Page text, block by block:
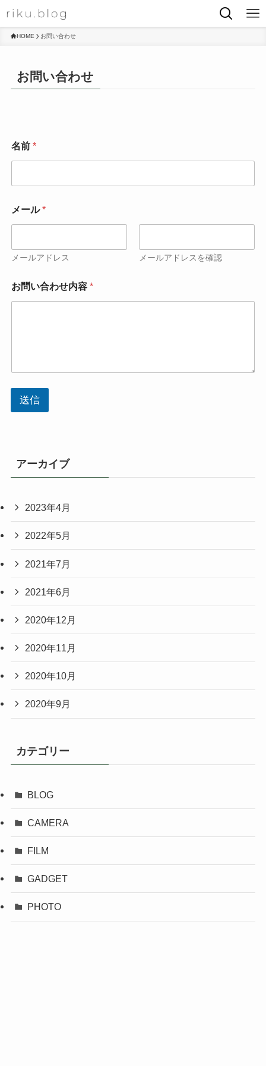
HOME お問い合わせ
お問い合わせ
名前 *
メール*
メールアドレス メールアドレスを確認
お問い合わせ内容 *
送信
アーカイブ
2023年4月
2022年5月
2021年7月
2021年6月
2020年12月
2020年11月
2020年10月
2020年9月
カテゴリー
BLOG
CAMERA
FILM
GADGET
PHOTO